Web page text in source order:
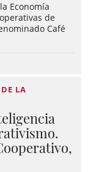
Economía
de
Café
LA